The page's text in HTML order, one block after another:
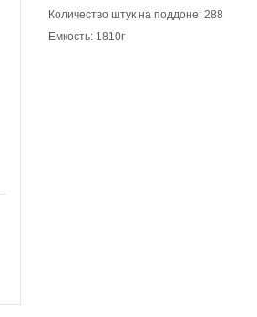
Количество штук на поддоне: 288
Емкость: 1810г